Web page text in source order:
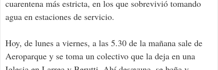
cuarentena más estricta, en los que sobrevivió tomando
agua en estaciones de servicio.
Hoy, de lunes a viernes, a las 5.30 de la mañana sale de
Aeroparque y se toma un colectivo que la deja en una